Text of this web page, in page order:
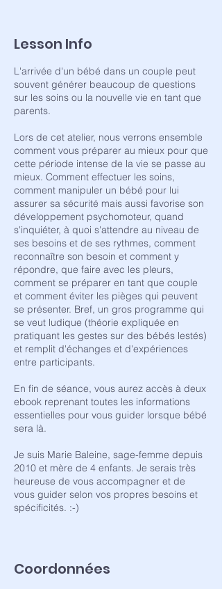
Lesson Info
L'arrivée d'un bébé dans un couple peut
souvent générer beaucoup de questions
sur les soins ou la nouvelle vie en tant que
parents.
Lors de cet atelier, nous verrons ensemble
comment vous préparer au mieux pour que
cette période intense de la vie se passe au
mieux. Comment effectuer les soins,
comment manipuler un bébé pour lui
assurer sa sécurité mais aussi favorise son
développement psychomoteur, quand
s'inquiéter, à quoi s'attendre au niveau de
ses besoins et de ses rythmes, comment
reconnaître son besoin et comment y
répondre, que faire avec les pleurs,
comment se préparer en tant que couple
et comment éviter les pièges qui peuvent
se présenter. Bref, un gros programme qui
se veut ludique (théorie expliquée en
pratiquant les gestes sur des bébés lestés)
et remplit d'échanges et d'expériences
entre participants.
En fin de séance, vous aurez accès à deux
ebook reprenant toutes les informations
essentielles pour vous guider lorsque bébé
sera là.
Je suis Marie Baleine, sage-femme depuis
2010 et mère de 4 enfants. Je serais très
heureuse de vous accompagner et de
vous guider selon vos propres besoins et
spécificités. :-)
Coordonnées